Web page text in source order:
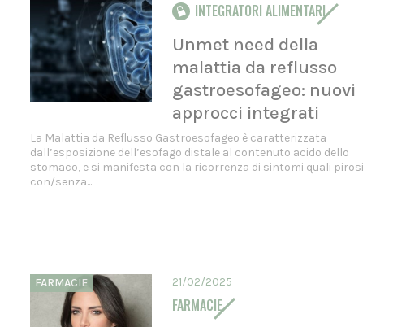
INTEGRATORI ALIMENTARI
Unmet need della
malattia da reflusso
gastroesofageo: nuovi
approcci integrati
La Malattia da Reflusso Gastroesofageo è caratterizzata
dall’esposizione dell’esofago distale al contenuto acido dello
stomaco, e si manifesta con la ricorrenza di sintomi quali pirosi
con/senza...
FARMACIE 21/02/2025
FARMACIE